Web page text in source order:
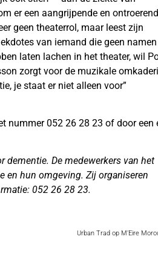
er een aangrijpende en
geen theaterrol, maar leest zijn
van iemand die geen namen
laten lachen in het theater, wil
zorgt voor de muzikale
je staat er niet alleen voor”
nummer 052 26 28 23 of door een
dementie. De medewerkers van het
en hun omgeving. Zij organiseren
052 26 28 23.
Urban Trad op M’Eire